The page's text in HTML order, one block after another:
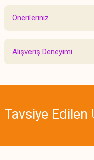
Önerileriniz
Bu ürünün fiyat bilgisi,
yetersiz gördüğünüz
Ürün açıklamasında
Alışveriş Deneyimi
Tavsiye Edilen